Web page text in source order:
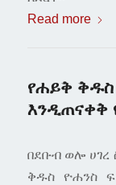
Read more
የሐይቅ
እንዲጠናቀቅ
በደቡብ ወሎ
ቅዱስ ዮሐንስ